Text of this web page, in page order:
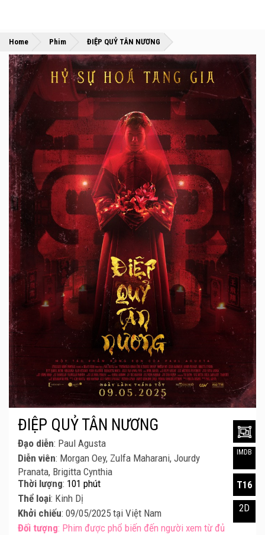
Home »
Phim »
ĐIỆP QUỶ TÂN NƯƠNG
ĐIỆP QUỶ TÂN NƯƠNG
Đạo diễn: Paul Agusta
Diễn viên: Morgan Oey, Zulfa Maharani, Jourdy
Pranata, Brigitta Cynthia
Thời lượng: 101 phút
Thể loại: Kinh Dị
Khởi chiếu: 09/05/2025 tại Việt Nam
Đối tượng: Phim được phổ biến đến người xem từ đủ
IMDB
T16
2D